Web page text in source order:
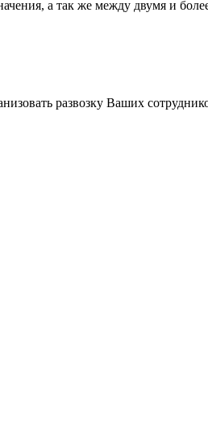
а так же между двумя и
развозку Ваших